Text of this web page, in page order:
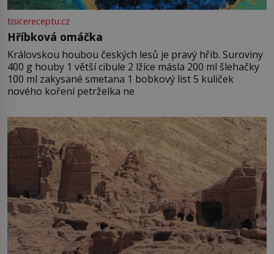
tisicereceptu.cz
Hříbková omáčka
Královskou houbou českých lesů je pravý hřib. Suroviny
400 g houby 1 větší cibule 2 lžíce másla 200 ml šlehačky
100 ml zakysané smetana 1 bobkový list 5 kuliček
nového koření petrželka ne